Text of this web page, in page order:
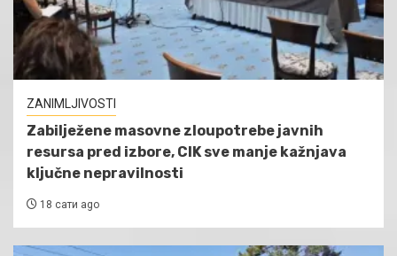
ZANIMLJIVOSTI
Zabilježene masovne zloupotrebe javnih
resursa pred izbore, CIK sve manje kažnjava
ključne nepravilnosti
18 сати ago